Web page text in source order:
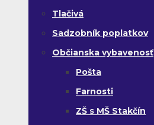
Tlačivá
Sadzobník poplatkov
Občianska vybavenosť
Pošta
Farnosti
ZŠ s MŠ Stakčín